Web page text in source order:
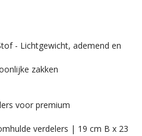
- Lichtgewicht, ademend en
zakken
voor premium
verdelers | 19 cm B x 23